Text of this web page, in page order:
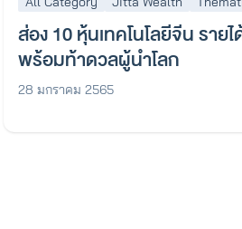
ส่อง 10 หุ้นเทคโนโลยีจีน รายไ
พร้อมท้าดวลผู้นำโลก
28 มกราคม 2565